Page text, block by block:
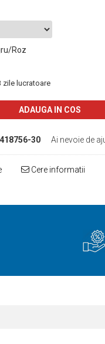
Roz
zile lucratoare
ADAUGA IN COS
30 Ai nevoie de
Cere informatii